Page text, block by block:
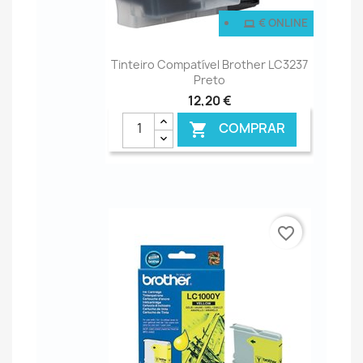
Tinteiro Compatível Brother LC3237
Preto
12,20 €
 COMPRAR
€ ONLINE
favorite_border